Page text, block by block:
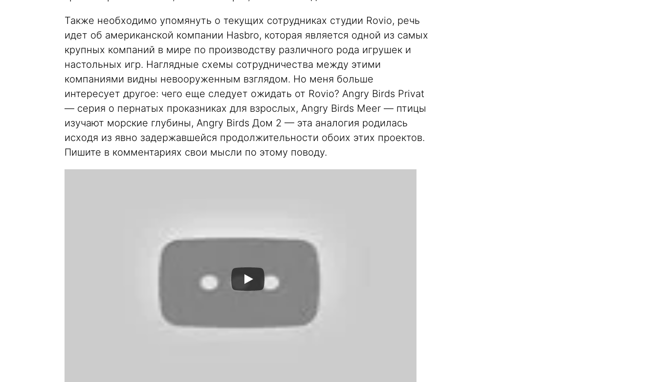
Также необходимо упомянуть о текущих сотрудниках студии Rovio, речь
идет об американской компании Hasbro, которая является одной из самых
крупных компаний в мире по производству различного рода игрушек и
настольных игр. Наглядные схемы сотрудничества между этими
компаниями видны невооруженным взглядом. Но меня больше
интересует другое: чего еще следует ожидать от Rovio? Angry Birds Privat
— серия о пернатых проказниках для взрослых, Angry Birds Meer — птицы
изучают морские глубины, Angry Birds Дом 2 — эта аналогия родилась
исходя из явно задержавшейся продолжительности обоих этих проектов.
Пишите в комментариях свои мысли по этому поводу.